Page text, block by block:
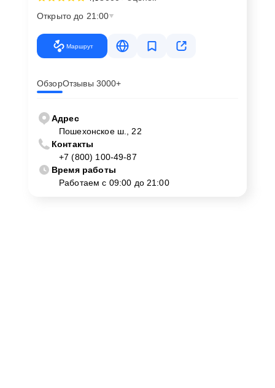
Открыто до 21:00
Маршрут
ОбзорОтзывы 3000+
Адрес
Пошехонское ш., 22
Контакты
+7 (800) 100-49-87
Время работы
Работаем с 09:00 до 21:00